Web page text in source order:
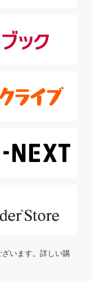
います。詳しい購